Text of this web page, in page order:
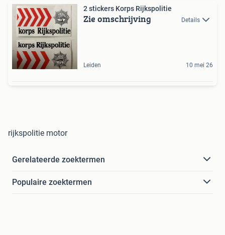
2 stickers Korps Rijkspolitie
Zie omschrijving Details
Leiden 10 mei 26
rijkspolitie motor
Gerelateerde zoektermen
Populaire zoektermen